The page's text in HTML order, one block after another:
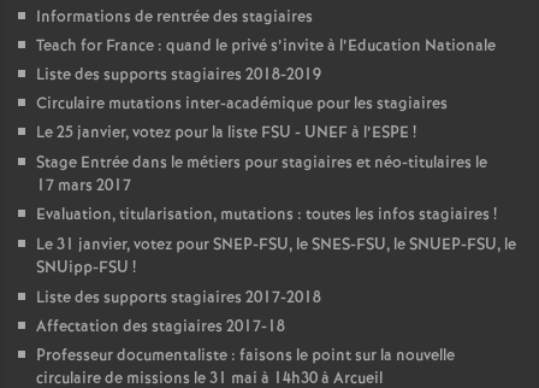
Informations de rentrée des stagiaires
Teach for France : quand le privé s’invite à l’Education Nationale
Liste des supports stagiaires 2018-2019
Circulaire mutations inter-académique pour les stagiaires
Le 25 janvier, votez pour la liste FSU - UNEFà l’ESPE !
Stage Entrée dans le métiers pour stagiaires et néo-titulaires le
17 mars 2017
Evaluation, titularisation, mutations : toutes les infos stagiaires !
Le 31 janvier, votez pourSNEP-FSU, leSNES-FSU, leSNUEP-FSU, le
SNUipp-FSU !
Liste des supports stagiaires 2017-2018
Affectation des stagiaires 2017-18
Professeur documentaliste : faisons le point sur la nouvelle
circulaire de missions le 31 mai à 14h30 à Arcueil